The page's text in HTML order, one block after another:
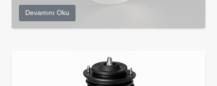
Devamını Oku